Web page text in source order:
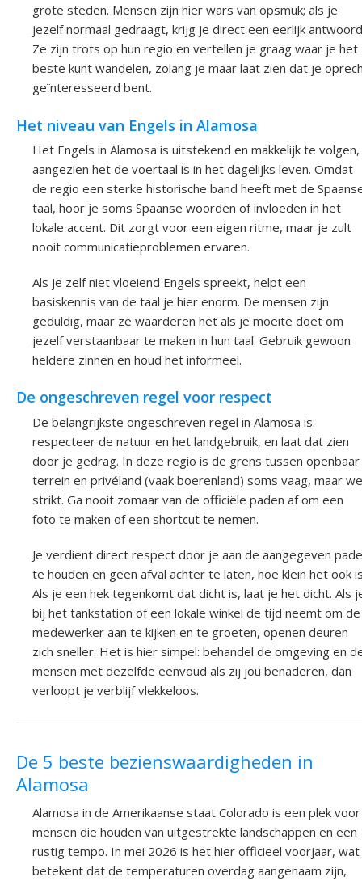
grote steden. Mensen zijn hier wars van opsmuk; als je
jezelf normaal gedraagt, krijg je direct een eerlijk
Ze zijn trots op hun regio en vertellen je graag waar je het
beste kunt wandelen, zolang je maar laat zien dat je
geïnteresseerd bent.
Het niveau van Engels in Alamosa
Het Engels in Alamosa is uitstekend en makkelijk te volgen,
aangezien het de voertaal is in het dagelijks leven. Omdat
de regio een sterke historische band heeft met de
taal, hoor je soms Spaanse woorden of invloeden in het
lokale accent. Dit zorgt voor een eigen ritme, maar je zult
nooit communicatieproblemen ervaren.
Als je zelf niet vloeiend Engels spreekt, helpt een
basiskennis van de taal je hier enorm. De mensen zijn
geduldig, maar ze waarderen het als je moeite doet om
jezelf verstaanbaar te maken in hun taal. Gebruik gewoon
heldere zinnen en houd het informeel.
De ongeschreven regel voor respect
De belangrijkste ongeschreven regel in Alamosa is:
respecteer de natuur en het landgebruik, en laat dat zien
door je gedrag. In deze regio is de grens tussen openbaar
terrein en privéland (vaak boerenland) soms vaag, maar
strikt. Ga nooit zomaar van de officiële paden af om een
foto te maken of een shortcut te nemen.
Je verdient direct respect door je aan de aangegeven
te houden en geen afval achter te laten, hoe klein het ook
Als je een hek tegenkomt dat dicht is, laat je het dicht. Als
bij het tankstation of een lokale winkel de tijd neemt om de
medewerker aan te kijken en te groeten, openen deuren
zich sneller. Het is hier simpel: behandel de omgeving en
mensen met dezelfde eenvoud als zij jou benaderen, dan
verloopt je verblijf vlekkeloos.
De 5 beste bezienswaardigheden in
Alamosa
Alamosa in de Amerikaanse staat Colorado is een plek voor
mensen die houden van uitgestrekte landschappen en een
rustig tempo. In mei 2026 is het hier officieel voorjaar, wat
betekent dat de temperaturen overdag aangenaam zijn,